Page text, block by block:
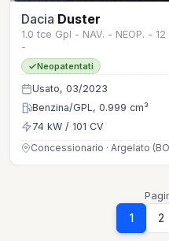
Dacia Duster
1.0 tce Gpl - NAV. - NEOP. - 12
-
Neopatentati
Usato, 03/2023
Benzina/GPL, 0.999 cm³
74 kW / 101 CV
Concessionario · Argelato
1
2